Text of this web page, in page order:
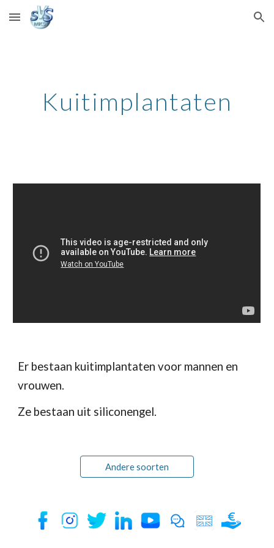
Skip to main content Skip to navigation
Kuitimplantaten
Er bestaan kuitimplantaten voor mannen en
vrouwen.
Ze bestaan uit siliconengel.
Andere soorten